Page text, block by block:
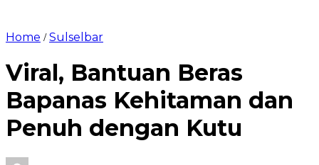
Home /Sulselbar
Viral, Bantuan Beras
Bapanas Kehitaman dan
Penuh dengan Kutu